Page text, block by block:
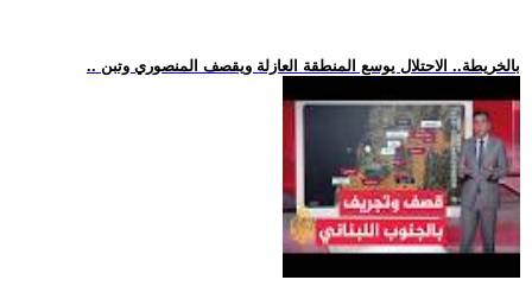
.. بالخريطة.. الاحتلال يوسع المنطقة العازلة ويقصف المنصوري وتبن